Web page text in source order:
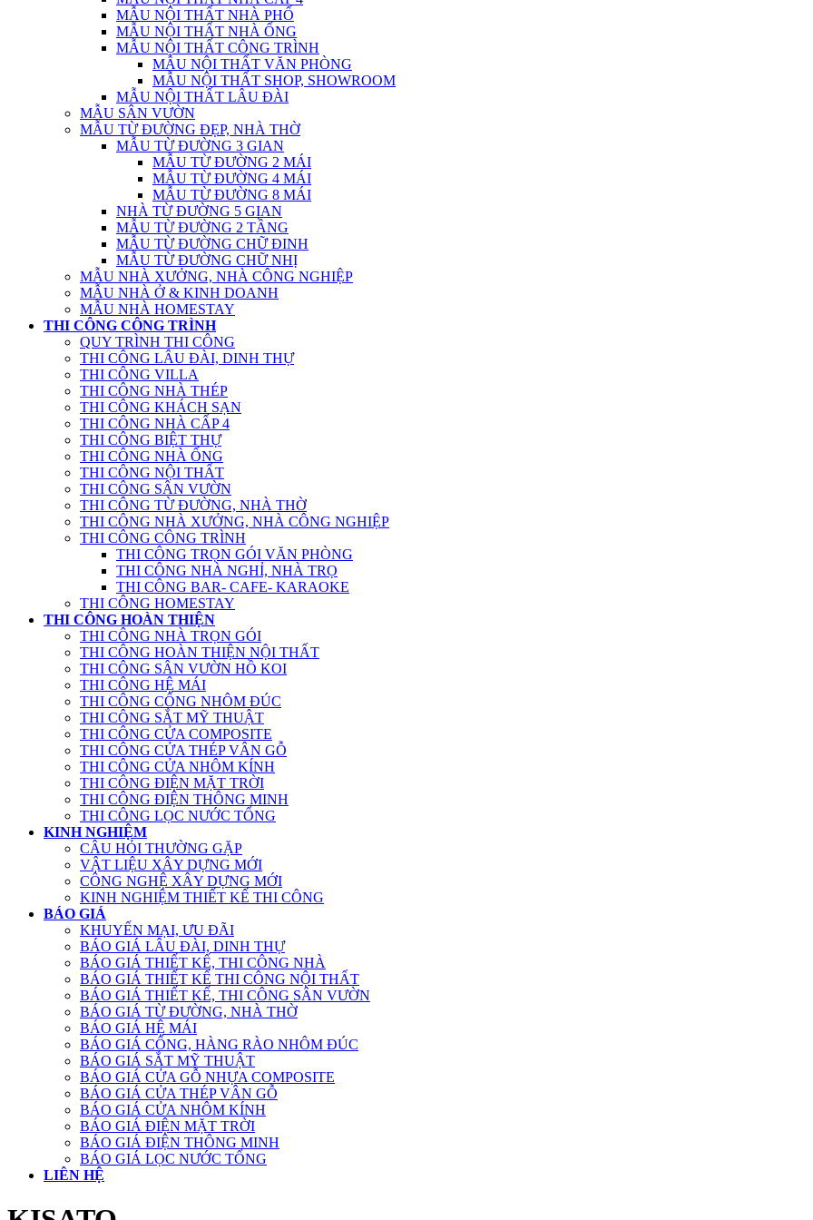
MẪU NỘI THẤT NHÀ PHỐ
MẪU NỘI THẤT NHÀ ỐNG
MẪU NỘI THẤT CÔNG TRÌNH
MẪU NỘI THẤT VĂN PHÒNG
MẪU NỘI THẤT SHOP, SHOWROOM
MẪU NỘI THẤT LÂU ĐÀI
MẪU SÂN VƯỜN
MẪU TỪ ĐƯỜNG ĐẸP, NHÀ THỜ
MẪU TỪ ĐƯỜNG 3 GIAN
MẪU TỪ ĐƯỜNG 2 MÁI
MẪU TỪ ĐƯỜNG 4 MÁI
MẪU TỪ ĐƯỜNG 8 MÁI
NHÀ TỪ ĐƯỜNG 5 GIAN
MẪU TỪ ĐƯỜNG 2 TẦNG
MẪU TỪ ĐƯỜNG CHỮ ĐINH
MẪU TỪ ĐƯỜNG CHỮ NHỊ
MẪU NHÀ XƯỞNG, NHÀ CÔNG NGHIỆP
MẪU NHÀ Ở & KINH DOANH
MẪU NHÀ HOMESTAY
THI CÔNG CÔNG TRÌNH
QUY TRÌNH THI CÔNG
THI CÔNG LÂU ĐÀI, DINH THỰ
THI CÔNG VILLA
THI CÔNG NHÀ THÉP
THI CÔNG KHÁCH SẠN
THI CÔNG NHÀ CẤP 4
THI CÔNG BIỆT THỰ
THI CÔNG NHÀ ỐNG
THI CÔNG NỘI THẤT
THI CÔNG SÂN VƯỜN
THI CÔNG TỪ ĐƯỜNG, NHÀ THỜ
THI CÔNG NHÀ XƯỞNG, NHÀ CÔNG NGHIỆP
THI CÔNG CÔNG TRÌNH
THI CÔNG TRỌN GÓI VĂN PHÒNG
THI CÔNG NHÀ NGHỈ, NHÀ TRỌ
THI CÔNG BAR- CAFE- KARAOKE
THI CÔNG HOMESTAY
THI CÔNG HOÀN THIỆN
THI CÔNG NHÀ TRỌN GÓI
THI CÔNG HOÀN THIỆN NỘI THẤT
THI CÔNG SÂN VƯỜN HỒ KOI
THI CÔNG HỆ MÁI
THI CÔNG CỔNG NHÔM ĐÚC
THI CÔNG SẮT MỸ THUẬT
THI CÔNG CỬA COMPOSITE
THI CÔNG CỬA THÉP VÂN GỖ
THI CÔNG CỬA NHÔM KÍNH
THI CÔNG ĐIỆN MẶT TRỜI
THI CÔNG ĐIỆN THÔNG MINH
THI CÔNG LỌC NƯỚC TỔNG
KINH NGHIỆM
CÂU HỎI THƯỜNG GẶP
VẬT LIỆU XÂY DỰNG MỚI
CÔNG NGHỆ XÂY DỰNG MỚI
KINH NGHIỆM THIẾT KẾ THI CÔNG
BÁO GIÁ
KHUYẾN MẠI, ƯU ĐÃI
BÁO GIÁ LÂU ĐÀI, DINH THỰ
BÁO GIÁ THIẾT KẾ, THI CÔNG NHÀ
BÁO GIÁ THIẾT KẾ THI CÔNG NỘI THẤT
BÁO GIÁ THIẾT KẾ, THI CÔNG SÂN VƯỜN
BÁO GIÁ TỪ ĐƯỜNG, NHÀ THỜ
BÁO GIÁ HỆ MÁI
BÁO GIÁ CỔNG, HÀNG RÀO NHÔM ĐÚC
BÁO GIÁ SẮT MỸ THUẬT
BÁO GIÁ CỬA GỖ NHỰA COMPOSITE
BÁO GIÁ CỬA THÉP VÂN GỖ
BÁO GIÁ CỬA NHÔM KÍNH
BÁO GIÁ ĐIỆN MẶT TRỜI
BÁO GIÁ ĐIỆN THÔNG MINH
BÁO GIÁ LỌC NƯỚC TỔNG
LIÊN HỆ